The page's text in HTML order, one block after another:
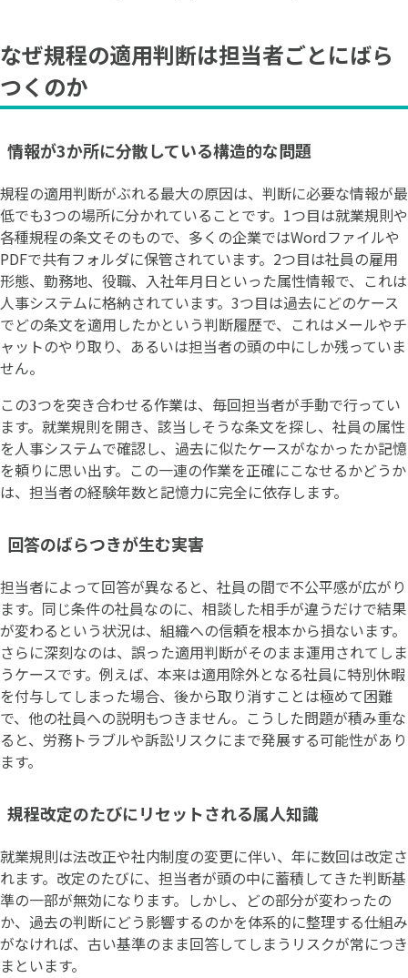
なぜ規程の適用判断は担当者ごとにばら
つくのか
情報が3か所に分散している構造的な問題
規程の適用判断がぶれる最大の原因は、判断に必要な情報が最
低でも3つの場所に分かれていることです。1つ目は就業規則や
各種規程の条文そのもので、多くの企業ではWordファイルや
PDFで共有フォルダに保管されています。2つ目は社員の雇用
形態、勤務地、役職、入社年月日といった属性情報で、これは
人事システムに格納されています。3つ目は過去にどのケース
でどの条文を適用したかという判断履歴で、これはメールやチ
ャットのやり取り、あるいは担当者の頭の中にしか残っていま
せん。
この3つを突き合わせる作業は、毎回担当者が手動で行ってい
ます。就業規則を開き、該当しそうな条文を探し、社員の属性
を人事システムで確認し、過去に似たケースがなかったか記憶
を頼りに思い出す。この一連の作業を正確にこなせるかどうか
は、担当者の経験年数と記憶力に完全に依存します。
回答のばらつきが生む実害
担当者によって回答が異なると、社員の間で不公平感が広がり
ます。同じ条件の社員なのに、相談した相手が違うだけで結果
が変わるという状況は、組織への信頼を根本から損ないます。
さらに深刻なのは、誤った適用判断がそのまま運用されてしま
うケースです。例えば、本来は適用除外となる社員に特別休暇
を付与してしまった場合、後から取り消すことは極めて困難
で、他の社員への説明もつきません。こうした問題が積み重な
ると、労務トラブルや訴訟リスクにまで発展する可能性があり
ます。
規程改定のたびにリセットされる属人知識
就業規則は法改正や社内制度の変更に伴い、年に数回は改定さ
れます。改定のたびに、担当者が頭の中に蓄積してきた判断基
準の一部が無効になります。しかし、どの部分が変わったの
か、過去の判断にどう影響するのかを体系的に整理する仕組み
がなければ、古い基準のまま回答してしまうリスクが常につき
まといます。